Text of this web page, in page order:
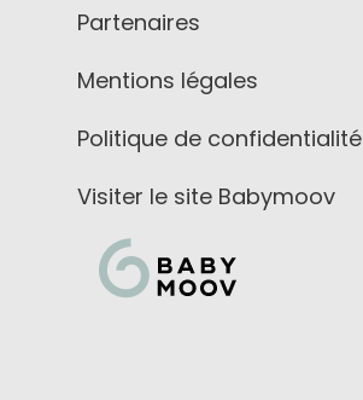
Partenaires
Mentions légales
Politique de confidentialité
Visiter le site Babymoov